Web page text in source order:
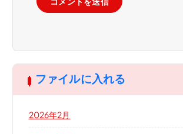
ファイルに入れる
2026年2月